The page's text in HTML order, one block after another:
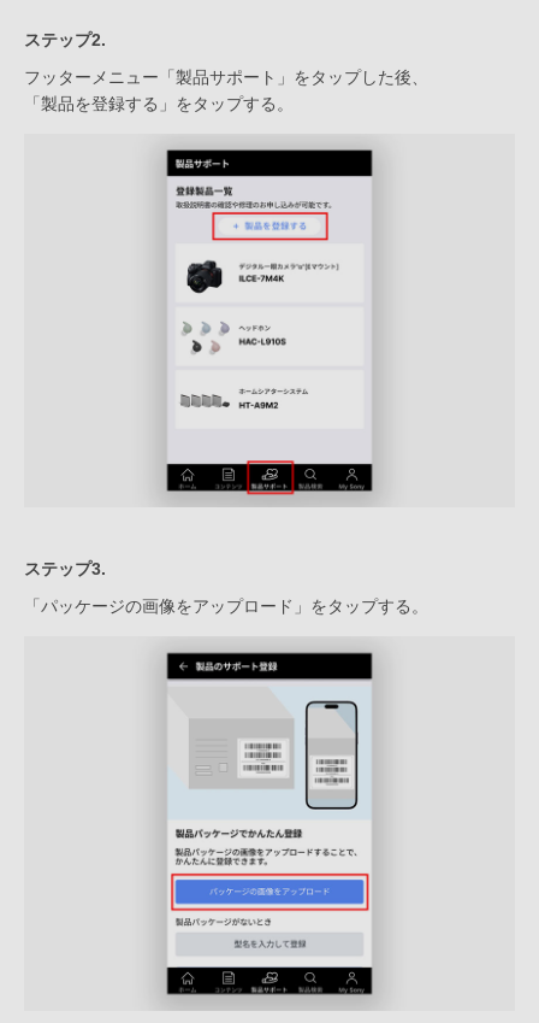
ステップ2.
フッターメニュー「製品サポート」をタップした後、
「製品を登録する」をタップする。
ステップ3.
「パッケージの画像をアップロード」をタップする。